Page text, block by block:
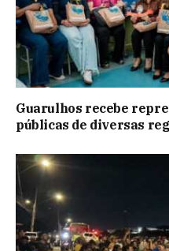
Guarulhos recebe
públicas de diversas